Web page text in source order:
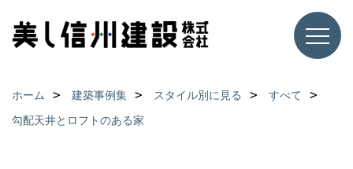
ホーム 建築事例集 スタイル別に見る
すべて
勾配天井とロフトのある家